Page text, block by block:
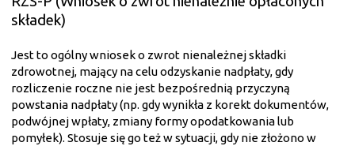
składek)
Jest to ogólny wniosek o zwrot nienależnej składki
zdrowotnej, mający na celu odzyskanie nadpłaty, gdy
rozliczenie roczne nie jest bezpośrednią przyczyną
powstania nadpłaty (np. gdy wynikła z korekt dokumentów,
podwójnej wpłaty, zmiany formy opodatkowania lub
pomyłek). Stosuje się go też w sytuacji, gdy nie złożono w